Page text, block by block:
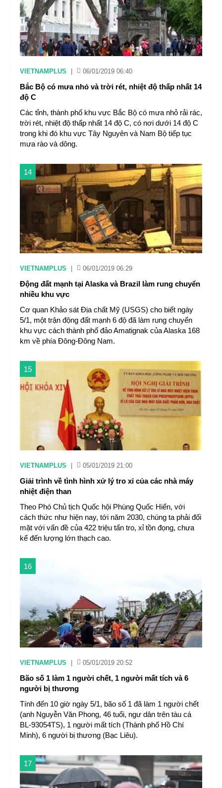
VIETNAMPLUS 06/01/2019 06:40
Bắc Bộ có mưa nhỏ và trời rét, nhiệt độ thấp nhất 14
độ C
Các tỉnh, thành phố khu vực Bắc Bộ có mưa nhỏ rải rác,
trời rét, nhiệt độ thấp nhất 14 độ C, có nơi dưới 14 độ C
trong khi đó khu vực Tây Nguyên và Nam Bộ tiếp tục
mưa rào và dông.
14
VIETNAMPLUS 06/01/2019 06:29
Động đất mạnh tại Alaska và Brazil làm rung chuyển
nhiều khu vực
Cơ quan Khảo sát Địa chất Mỹ (USGS) cho biết ngày
5/1, một trận động đất mạnh 6 độ đã làm rung chuyển
khu vực cách thành phố đảo Amatignak của Alaska 168
km về phía Đông-Đông Nam.
15
VIETNAMPLUS 05/01/2019 21:00
Giải trình về tình hình xử lý tro xỉ của các nhà máy
nhiệt điện than
Theo Phó Chủ tịch Quốc hội Phùng Quốc Hiển, với
cách thức như hiện nay, tới năm 2030, chúng ta phải đối
mặt với vấn đề của 422 triệu tấn tro, xỉ tồn đọng, chưa
kể đến lượng lớn thạch cao.
16
VIETNAMPLUS 05/01/2019 20:52
Bão số 1 làm 1 người chết, 1 người mất tích và 6
người bị thương
Tính đến 10 giờ ngày 5/1, bão số 1 đã làm 1 người chết
(anh Nguyễn Văn Phong, 46 tuổi, ngư dân trên tàu cá
BL-93054TS), 1 người mất tích (Thành phố Hồ Chí
Minh), 6 người bị thương (Bạc Liêu).
17